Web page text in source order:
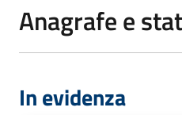
Anagrafe e
In evidenza